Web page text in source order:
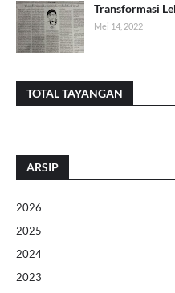
Transformasi
Mei 14, 2022
TOTAL TAYANGAN
ARSIP
2026
2025
2024
2023